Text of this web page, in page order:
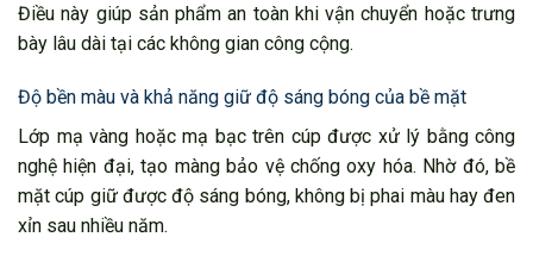
Điều này giúp sản phẩm an toàn khi vận chuyển hoặc trưng
bày lâu dài tại các không gian công cộng.
Độ bền màu và khả năng giữ độ sáng bóng của bề mặt
Lớp mạ vàng hoặc mạ bạc trên cúp được xử lý bằng công
nghệ hiện đại, tạo màng bảo vệ chống oxy hóa. Nhờ đó, bề
mặt cúp giữ được độ sáng bóng, không bị phai màu hay đen
xỉn sau nhiều năm.